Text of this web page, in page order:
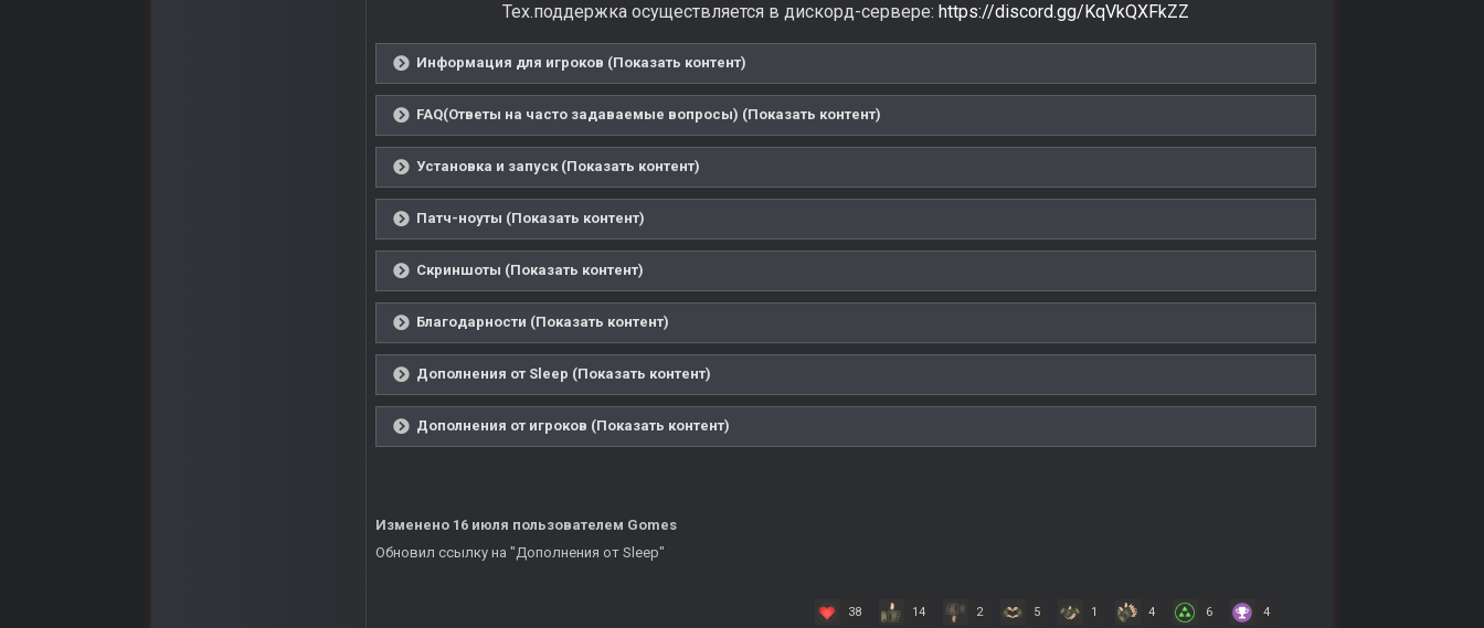
Тех.поддержка осуществляется в дискорд-сервере: https://discord.gg/KqVkQXFkZZ
Информация для игроков (Показать контент)
FAQ(Ответы на часто задаваемые вопросы) (Показать контент)
Установка и запуск (Показать контент)
Патч-ноуты (Показать контент)
Скриншоты (Показать контент)
Благодарности (Показать контент)
Дополнения от Sleep (Показать контент)
Дополнения от игроков (Показать контент)
Изменено 16 июля пользователем Gomes
Обновил ссылку на "Дополнения от Sleep"
38 14 2 5 1 4 6 4